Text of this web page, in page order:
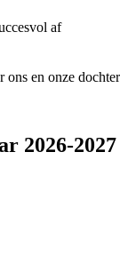
af
ons en onze
2026-2027